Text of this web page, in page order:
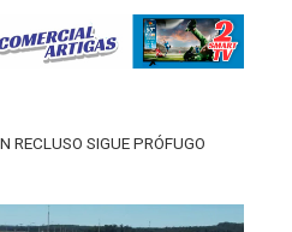
RECLUSO SIGUE PRÓFUGO